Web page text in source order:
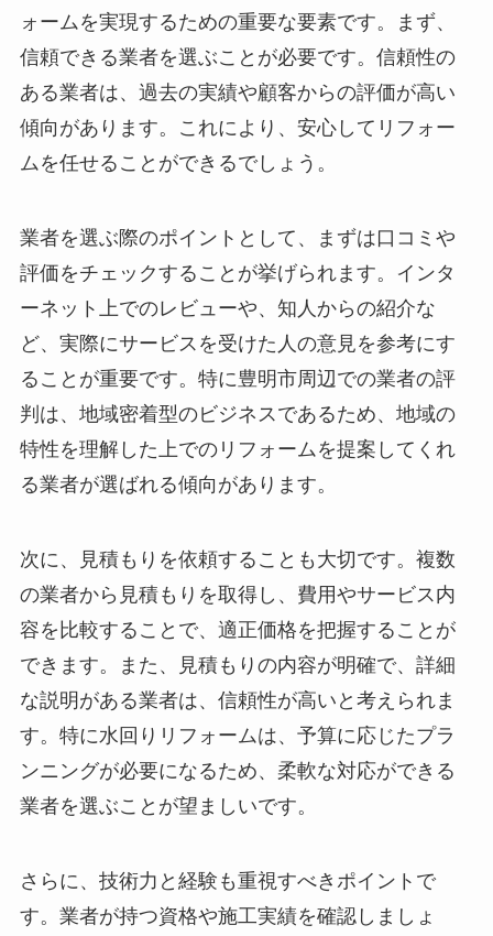
ォームを実現するための重要な要素です。まず、
信頼できる業者を選ぶことが必要です。信頼性の
ある業者は、過去の実績や顧客からの評価が高い
傾向があります。これにより、安心してリフォー
ムを任せることができるでしょう。
業者を選ぶ際のポイントとして、まずは口コミや
評価をチェックすることが挙げられます。インタ
ーネット上でのレビューや、知人からの紹介な
ど、実際にサービスを受けた人の意見を参考にす
ることが重要です。特に豊明市周辺での業者の評
判は、地域密着型のビジネスであるため、地域の
特性を理解した上でのリフォームを提案してくれ
る業者が選ばれる傾向があります。
次に、見積もりを依頼することも大切です。複数
の業者から見積もりを取得し、費用やサービス内
容を比較することで、適正価格を把握することが
できます。また、見積もりの内容が明確で、詳細
な説明がある業者は、信頼性が高いと考えられま
す。特に水回りリフォームは、予算に応じたプラ
ンニングが必要になるため、柔軟な対応ができる
業者を選ぶことが望ましいです。
さらに、技術力と経験も重視すべきポイントで
す。業者が持つ資格や施工実績を確認しましょ